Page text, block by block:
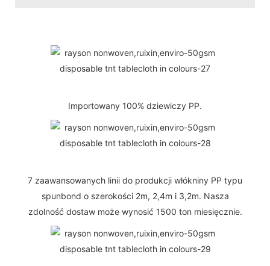
Importowany 100% dziewiczy PP.
7 zaawansowanych linii do produkcji włókniny PP typu
spunbond o szerokości 2m, 2,4m i 3,2m. Nasza
zdolność dostaw może wynosić 1500 ton miesięcznie.